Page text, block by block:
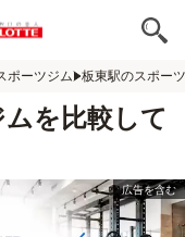
ポーツジム 板東駅のスポー
を比較して